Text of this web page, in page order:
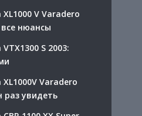
V Varadero
нюансы
S 2003:
Varadero
раз увидеть